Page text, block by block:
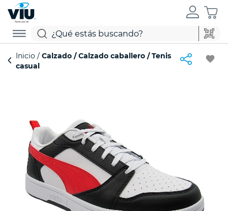
Inicio Calzado Calzado caballero Tenis
casual
favorite